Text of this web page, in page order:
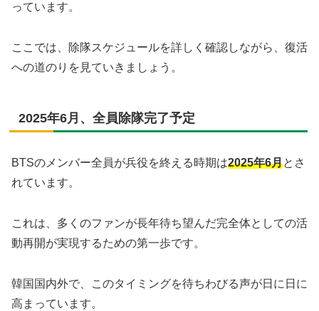
っています。
ここでは、除隊スケジュールを詳しく確認しながら、復活
への道のりを見ていきましょう。
2025年6月、全員除隊完了予定
BTSのメンバー全員が兵役を終える時期は2025年6月とさ
れています。
これは、多くのファンが長年待ち望んだ完全体としての活
動再開が実現するための第一歩です。
韓国国内外で、このタイミングを待ちわびる声が日に日に
高まっています。